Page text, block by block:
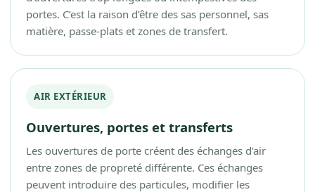
portes. C’est la raison d’être des sas personnel, sas
matière, passe-plats et zones de transfert.
AIR EXTÉRIEUR
Ouvertures, portes et transferts
Les ouvertures de porte créent des échanges d’air
entre zones de propreté différente. Ces échanges
peuvent introduire des particules, modifier les